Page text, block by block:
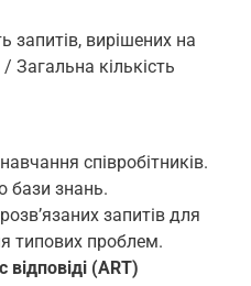
запитів, вирішених на
Загальна кількість
співробітників.
бази знань.
запитів для
типових проблем.
відповіді (ART)